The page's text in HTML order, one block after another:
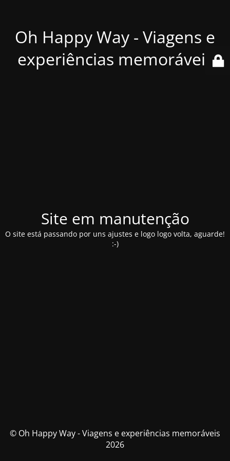
Oh Happy Way - Viagens e
experiências memoráveis
Site em manutenção
O site está passando por uns ajustes e logo logo volta, aguarde!
:-)
© Oh Happy Way - Viagens e experiências memoráveis
2026